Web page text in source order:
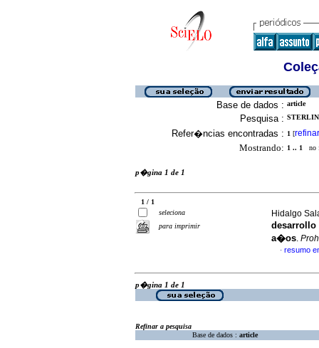
Base de dados : article
Pesquisa :
Refer�ncias encontradas : 1 [refinar
Mostrando: 1 .. 1 no
p�gina 1 de 1
1 / 1
seleciona
para imprimir
Hidalgo
desarrollo
a�os.
· resumo
p�gina 1 de 1
Refinar a pesquisa
Base de dados : article